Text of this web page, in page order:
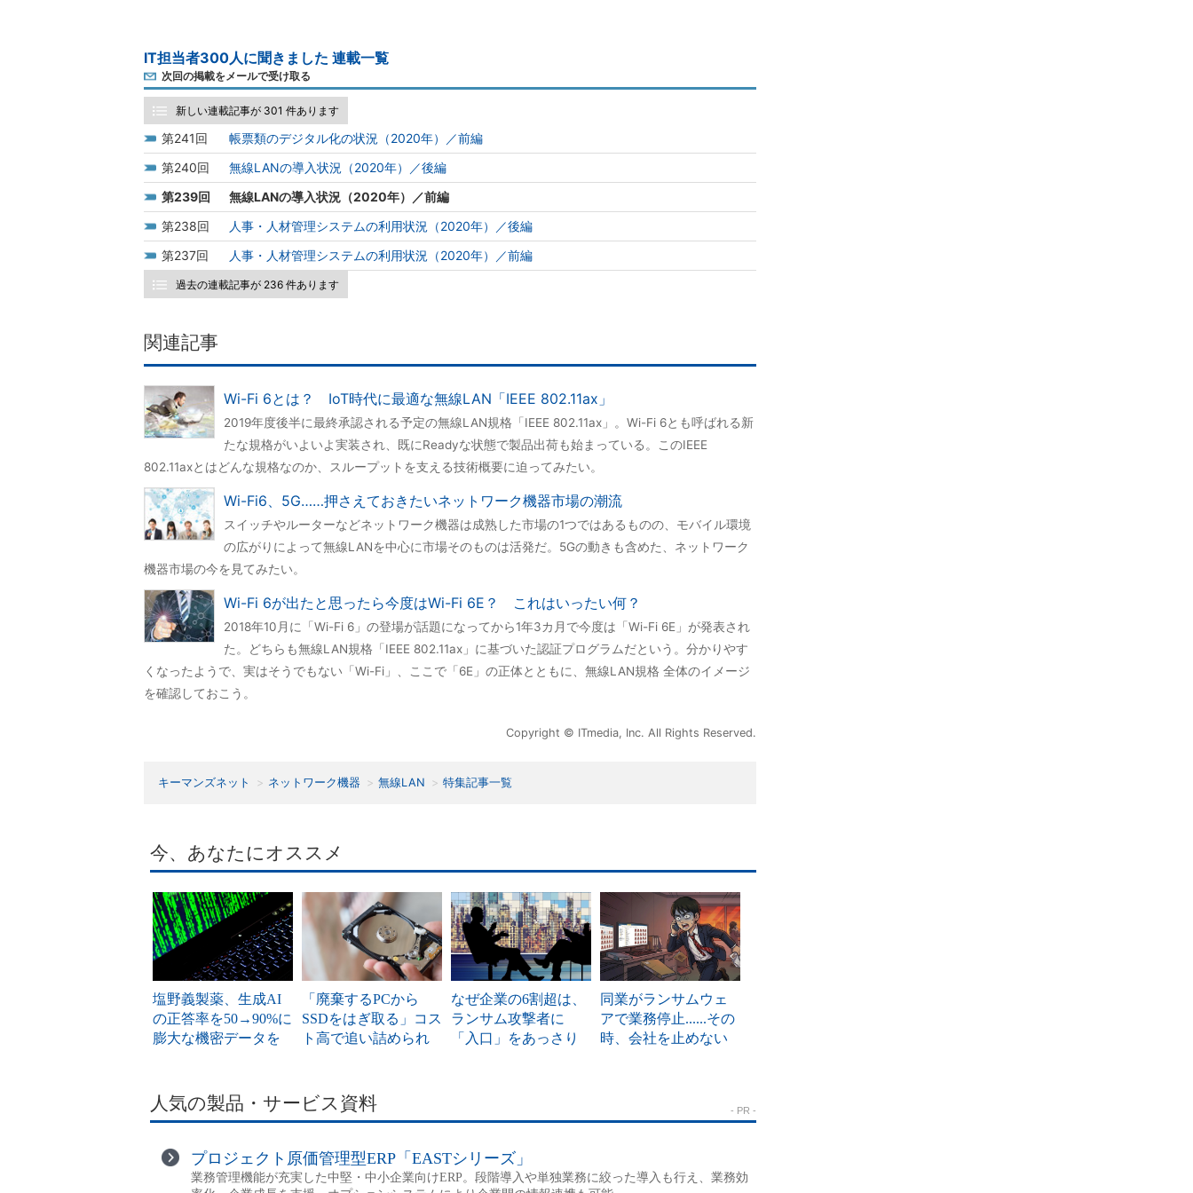
IT担当者300人に聞きました 連載一覧
次回の掲載をメールで受け取る
新しい連載記事が 301 件あります
241
帳票類のデジタル化の状況（2020年）／前編
240
無線LANの導入状況（2020年）／後編
239
無線LANの導入状況（2020年）／前編
238
人事・人材管理システムの利用状況（2020年）／後編
237
人事・人材管理システムの利用状況（2020年）／前編
過去の連載記事が 236 件あります
関連記事
Wi-Fi 6とは？ IoT時代に最適な無線LAN「IEEE 802.11ax」
2019年度後半に最終承認される予定の無線LAN規格「IEEE 802.11ax」。Wi-Fi 6とも呼ばれる新
たな規格がいよいよ実装され、既にReadyな状態で製品出荷も始まっている。このIEEE
802.11axとはどんな規格なのか、スループットを支える技術概要に迫ってみたい。
Wi-Fi6、5G……押さえておきたいネットワーク機器市場の潮流
スイッチやルーターなどネットワーク機器は成熟した市場の1つではあるものの、モバイル環境
の広がりによって無線LANを中心に市場そのものは活発だ。5Gの動きも含めた、ネットワーク
機器市場の今を見てみたい。
Wi-Fi 6が出たと思ったら今度はWi-Fi 6E？ これはいったい何？
2018年10月に「Wi-Fi 6」の登場が話題になってから1年3カ月で今度は「Wi-Fi 6E」が発表され
た。どちらも無線LAN規格「IEEE 802.11ax」に基づいた認証プログラムだという。分かりやす
くなったようで、実はそうでもない「Wi-Fi」、ここで「6E」の正体とともに、無線LAN規格 全体のイメージ
を確認しておこう。
Copyright © ITmedia, Inc. All Rights Reserved.
キーマンズネット ネットワーク機器 無線LAN 特集記事一覧